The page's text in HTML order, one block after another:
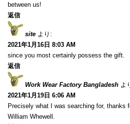
between us!
返信
site より:
2021年1月16日 8:03 AM
since you most certainly possess the gift.
返信
Work Wear Factory Bangladesh よ
2021年1月19日 6:06 AM
Precisely what I was searching for,
William Whewell.